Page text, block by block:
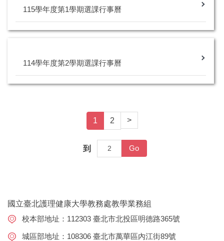
115學年度第1學期選課行事曆
114學年度第2學期選課行事曆
1 2 >
到 Go
國立臺北護理健康大學教務處教學業務組
校本部地址：112303 臺北市北投區明德路365號
城區部地址：108306 臺北市萬華區內江街89號